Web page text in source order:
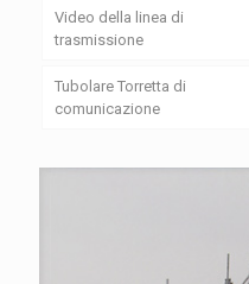
Video della linea di
trasmissione
Tubolare Torretta di
comunicazione